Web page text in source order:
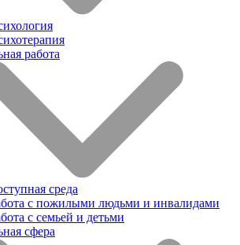
работа
среда
с пожилыми людьми и инвалидами
с семьей и детьми
сфера